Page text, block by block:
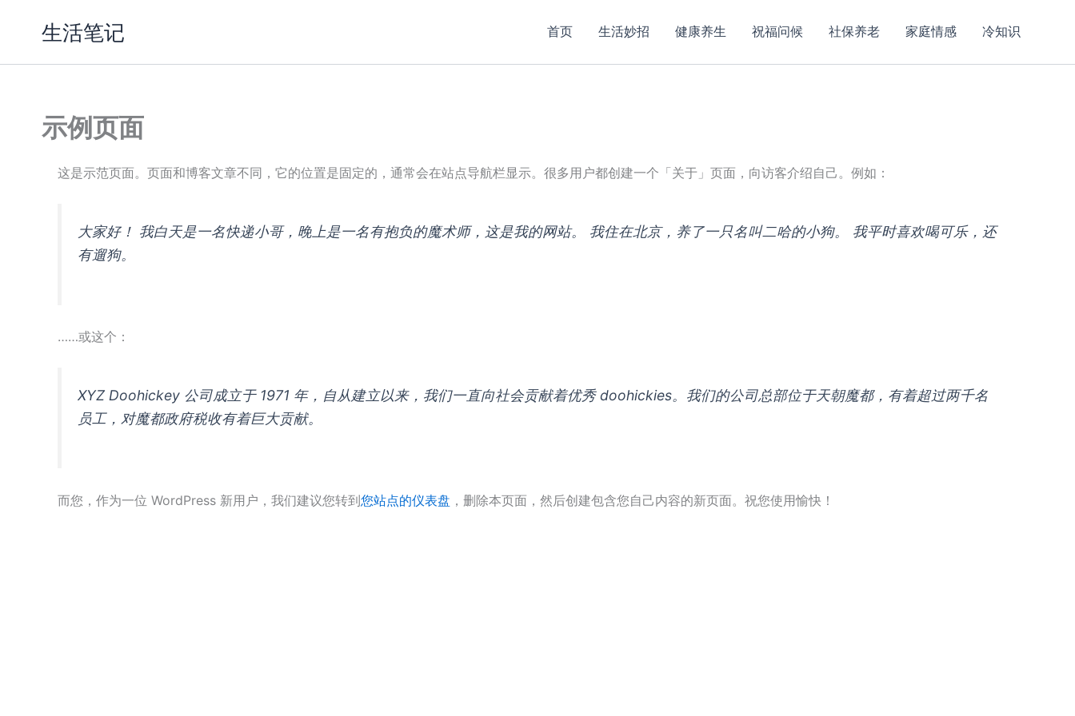
生活笔记 首页 生活妙招 健康养生 祝福问候 社保养老 家庭情感 冷知识
示例页面
这是示范页面。页面和博客文章不同，它的位置是固定的，通常会在站点导航栏显示。很多用户都创建一个「关于」页面，向访客介绍自己。例如：
大家好！ 我白天是一名快递小哥，晚上是一名有抱负的魔术师，这是我的网站。 我住在北京，养了一只名叫二哈的小狗。 我平时喜欢喝可乐，还
有遛狗。
……或这个：
XYZ Doohickey 公司成立于 1971 年，自从建立以来，我们一直向社会贡献着优秀 doohickies。我们的公司总部位于天朝魔都，有着超过两千名
员工，对魔都政府税收有着巨大贡献。
而您，作为一位 WordPress 新用户，我们建议您转到您站点的仪表盘 ，删除本页面，然后创建包含您自己内容的新页面。祝您使用愉快！